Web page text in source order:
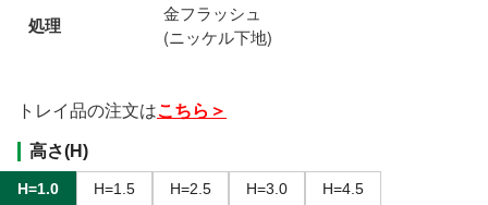
処理
金フラッシュ
(ニッケル下地)
トレイ品の注文はこちら＞
高さ(H)
H=1.0 H=1.5 H=2.5 H=3.0 H=4.5